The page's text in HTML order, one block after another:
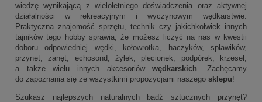
wiedzę wynikającą z wieloletniego doświadczenia oraz aktywnej
działalności w rekreacyjnym i wyczynowym wędkarstwie.
Praktyczna znajomość sprzętu, technik czy jakichkolwiek innych
tajników tego hobby sprawia, że możesz liczyć na nas w kwestii
doboru odpowiedniej wędki, kołowrotka, haczyków, spławików,
przynęt, zanęt, echosond, żyłek, plecionek, podpórek, krzeseł,
a także wielu innych akcesoriówwędkarskich . Zachęcamy
do zapoznania się ze wszystkimi propozycjami naszego sklepu!
Szukasz najlepszych naturalnych bądź sztucznych przynęt?